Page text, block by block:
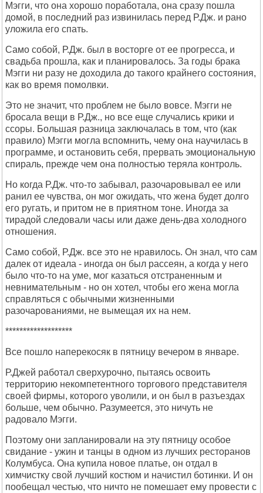
Мэгги, что она хорошо поработала, она сразу пошла
домой, в последний раз извинилась перед Р.Дж. и рано
уложила его спать.
Само собой, Р.Дж. был в восторге от ее прогресса, и
свадьба прошла, как и планировалось. За годы брака
Мэгги ни разу не доходила до такого крайнего состояния,
как во время помолвки.
Это не значит, что проблем не было вовсе. Мэгги не
бросала вещи в Р.Дж., но все еще случались крики и
ссоры. Большая разница заключалась в том, что (как
правило) Мэгги могла вспомнить, чему она научилась в
программе, и остановить себя, прервать эмоциональную
спираль, прежде чем она полностью теряла контроль.
Но когда Р.Дж. что-то забывал, разочаровывал ее или
ранил ее чувства, он мог ожидать, что жена будет долго
его ругать, и притом не в приятном тоне. Иногда за
тирадой следовали часы или даже день-два холодного
отношения.
Само собой, Р.Дж. все это не нравилось. Он знал, что сам
далек от идеала - иногда он был рассеян, а когда у него
было что-то на уме, мог казаться отстраненным и
невнимательным - но он хотел, чтобы его жена могла
справляться с обычными жизненными
разочарованиями, не вымещая их на нем.
*******************
Все пошло наперекосяк в пятницу вечером в январе.
Р.Джей работал сверхурочно, пытаясь освоить
территорию некомпетентного торгового представителя
своей фирмы, которого уволили, и он был в разъездах
больше, чем обычно. Разумеется, это ничуть не
радовало Мэгги.
Поэтому они запланировали на эту пятницу особое
свидание - ужин и танцы в одном из лучших ресторанов
Колумбуса. Она купила новое платье, он отдал в
химчистку свой лучший костюм и начистил ботинки. И он
пообещал честью, что ничто не помешает ему провести с